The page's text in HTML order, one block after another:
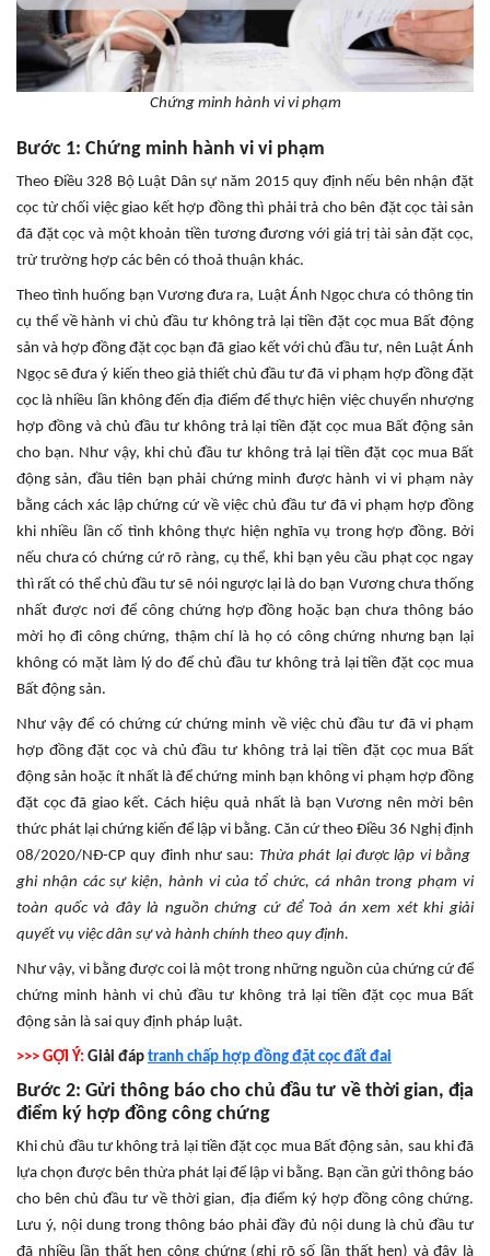
Chứng minh hành vi vi phạm
Bước 1: Chứng minh hành vi vi phạm
Theo Điều 328 Bộ Luật Dân sự năm 2015 quy định nếu bên nhận đặt
cọc từ chối việc giao kết hợp đồng thì phải trả cho bên đặt cọc tài sản
đã đặt cọc và một khoản tiền tương đương với giá trị tài sản đặt cọc,
trừ trường hợp các bên có thoả thuận khác.
Theo tình huống bạn Vương đưa ra, Luật Ánh Ngọc chưa có thông tin
cụ thể về hành vi chủ đầu tư không trả lại tiền đặt cọc mua Bất động
sản và hợp đồng đặt cọc bạn đã giao kết với chủ đầu tư, nên Luật Ánh
Ngọc sẽ đưa ý kiến theo giả thiết chủ đầu tư đã vi phạm hợp đồng đặt
cọc là nhiều lần không đến địa điểm để thực hiện việc chuyển nhượng
hợp đồng và chủ đầu tư không trả lại tiền đặt cọc mua Bất động sản
cho bạn. Như vậy, khi chủ đầu tư không trả lại tiền đặt cọc mua Bất
động sản, đầu tiên bạn phải chứng minh được hành vi vi phạm này
bằng cách xác lập chứng cứ về việc chủ đầu tư đã vi phạm hợp đồng
khi nhiều lần cố tình không thực hiện nghĩa vụ trong hợp đồng. Bởi
nếu chưa có chứng cứ rõ ràng, cụ thể, khi bạn yêu cầu phạt cọc ngay
thì rất có thể chủ đầu tư sẽ nói ngược lại là do bạn Vương chưa thống
nhất được nơi để công chứng hợp đồng hoặc bạn chưa thông báo
mời họ đi công chứng, thậm chí là họ có công chứng nhưng bạn lại
không có mặt làm lý do để chủ đầu tư không trả lại tiền đặt cọc mua
Bất động sản.
Như vậy để có chứng cứ chứng minh về việc chủ đầu tư đã vi phạm
hợp đồng đặt cọc và chủ đầu tư không trả lại tiền đặt cọc mua Bất
động sản hoặc ít nhất là để chứng minh bạn không vi phạm hợp đồng
đặt cọc đã giao kết. Cách hiệu quả nhất là bạn Vương nên mời bên
thức phát lại chứng kiến để lập vi bằng. Căn cứ theo Điều 36 Nghị định
08/2020/NĐ-CP quy đinh như sau: Thừa phát lại được lập vi bằng
ghi nhận các sự kiện, hành vi của tổ chức, cá nhân trong phạm vi
toàn quốc và đây là nguồn chứng cứ để Toà án xem xét khi giải
quyết vụ việc dân sự và hành chính theo quy định.
Như vậy, vi bằng được coi là một trong những nguồn của chứng cứ để
chứng minh hành vi chủ đầu tư không trả lại tiền đặt cọc mua Bất
động sản là sai quy định pháp luật.
>>> GỢI Ý: Giải đáp tranh chấp hợp đồng đặt cọc đất đai
Bước 2: Gửi thông báo cho chủ đầu tư về thời gian, địa
điểm ký hợp đồng công chứng
Khi chủ đầu tư không trả lại tiền đặt cọc mua Bất động sản, sau khi đã
lựa chọn được bên thừa phát lại để lập vi bằng. Bạn cần gửi thông báo
cho bên chủ đầu tư về thời gian, địa điểm ký hợp đồng công chứng.
Lưu ý, nội dung trong thông báo phải đầy đủ nội dung là chủ đầu tư
đã nhiều lần thất hẹn công chứng (ghi rõ số lần thất hẹn) và đây là